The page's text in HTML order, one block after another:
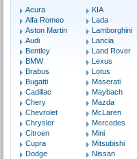
Acura
Alfa Romeo
Aston Martin
Audi
Bentley
BMW
Brabus
Bugatti
Cadillac
Chery
Chevrolet
Chrysler
Citroen
Cupra
Dodge
KIA
Lada
Lamborghini
Lancia
Land Rover
Lexus
Lotus
Maserati
Maybach
Mazda
McLaren
Mercedes
Mini
Mitsubishi
Nissan